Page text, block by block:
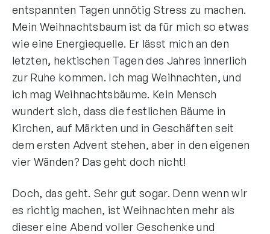
entspannten Tagen unnötig Stress zu machen.
Mein Weihnachtsbaum ist da für mich so etwas
wie eine Energiequelle. Er lässt mich an den
letzten, hektischen Tagen des Jahres innerlich
zur Ruhe kommen. Ich mag Weihnachten, und
ich mag Weihnachtsbäume. Kein Mensch
wundert sich, dass die festlichen Bäume in
Kirchen, auf Märkten und in Geschäften seit
dem ersten Advent stehen, aber in den eigenen
vier Wänden? Das geht doch nicht!
Doch, das geht. Sehr gut sogar. Denn wenn wir
es richtig machen, ist Weihnachten mehr als
dieser eine Abend voller Geschenke und